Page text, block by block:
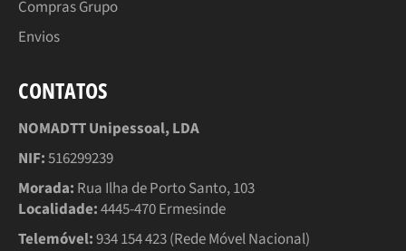
Compras Grupo
Envios
CONTATOS
NOMADTT Unipessoal, LDA
NIF:516299239
Morada: Rua Ilha de Porto Santo, 103
Localidade:4445-470 Ermesinde
Telemóvel:934 154 423 (Rede Móvel Nacional)